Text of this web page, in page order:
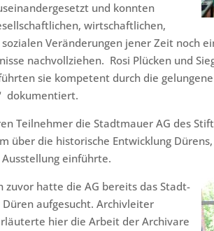
und konnten
wirtschaftlichen,
Veränderungen jener Zeit noch
nachvollziehen. Rosi Plücken und
sie kompetent durch die
dokumentiert.
Teilnehmer die Stadtmauer AG des
über die historische Entwicklung
einführte.
zuvor hatte die AG bereits das Stadt-
Düren aufgesucht. Archivleiter
hier die Arbeit der Archivare